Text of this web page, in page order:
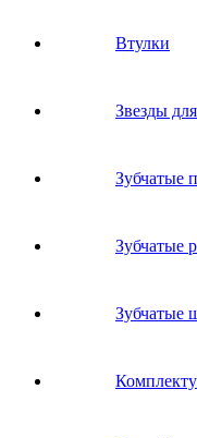
Втулки
Звeзды
Зубчатые
Зубчатые
Зубчатые